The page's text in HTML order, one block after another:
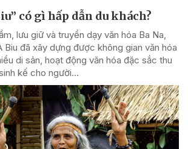
có gì hấp dẫn du khách?
lưu giữ và truyền dạy văn hóa Ba Na,
Biu đã xây dựng được không gian văn hóa
di sản, hoạt động văn hóa đặc sắc thu
kế cho người...